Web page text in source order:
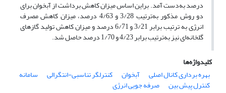
درصد به‌دست آمد. براین اساس میزان کاهش برداشت از آبخوان برای
دو روش مذکور به‌ترتیب 3/28 و 4/63 درصد، میزان کاهش مصرف
انرژی به ترتیب برابر 3/21 و 6/71 درصد و میزان کاهش تولید گازهای
گلخانه‌ای نیز به‌ترتیب برابر 4/23 و 1/70 درصد حاصل شد.
کلیدواژه‌ها
بهره برداری کانال اصلی
آبخوان کنترلگر تناسبی-انتگرالی سامانه
کنترل پیش بین
صرفه جویی انرژی